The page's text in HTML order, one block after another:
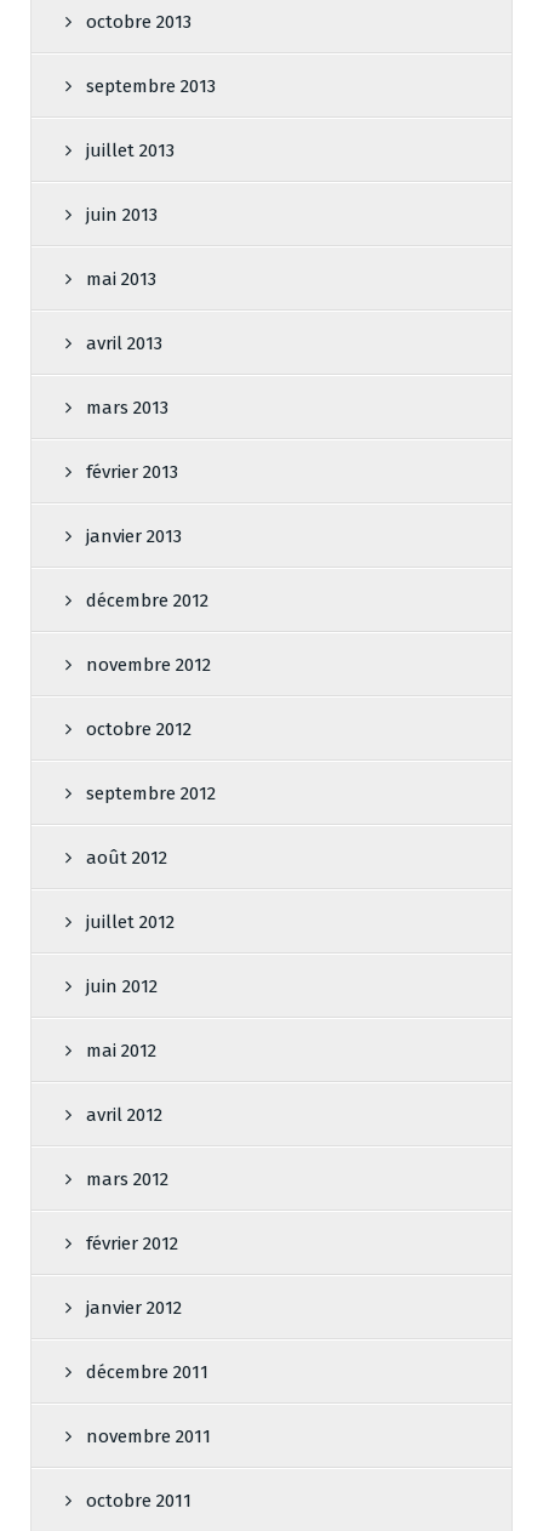
octobre 2013
septembre 2013
juillet 2013
juin 2013
mai 2013
avril 2013
mars 2013
février 2013
janvier 2013
décembre 2012
novembre 2012
octobre 2012
septembre 2012
août 2012
juillet 2012
juin 2012
mai 2012
avril 2012
mars 2012
février 2012
janvier 2012
décembre 2011
novembre 2011
octobre 2011